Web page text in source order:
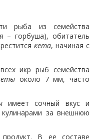
рыба из семейства
– горбуша), обитатель
кета, начиная с
икр рыб семейства
около 7 мм, часто
имеет сочный вкус и
за внешнюю
В ее составе